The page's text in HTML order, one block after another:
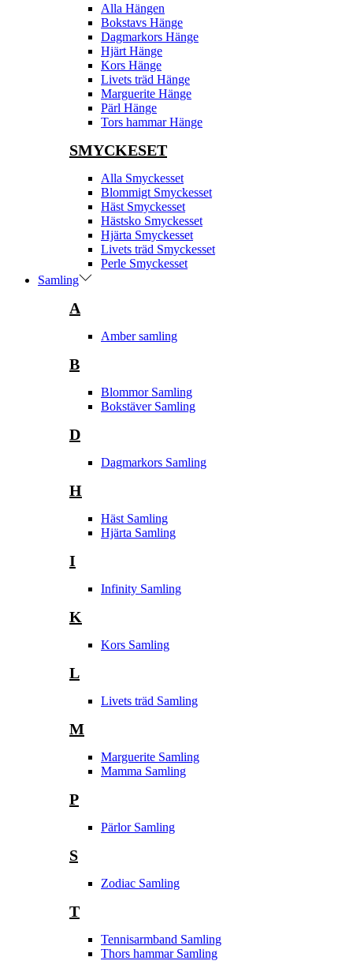
Alla Hängen
Bokstavs Hänge
Dagmarkors Hänge
Hjärt Hänge
Kors Hänge
Livets träd Hänge
Marguerite Hänge
Pärl Hänge
Tors hammar Hänge
SMYCKESET
Alla Smyckesset
Blommigt Smyckesset
Häst Smyckesset
Hästsko Smyckesset
Hjärta Smyckesset
Livets träd Smyckesset
Perle Smyckesset
Samling
A
Amber samling
B
Blommor Samling
Bokstäver Samling
D
Dagmarkors Samling
H
Häst Samling
Hjärta Samling
I
Infinity Samling
K
Kors Samling
L
Livets träd Samling
M
Marguerite Samling
Mamma Samling
P
Pärlor Samling
S
Zodiac Samling
T
Tennisarmband Samling
Thors hammar Samling